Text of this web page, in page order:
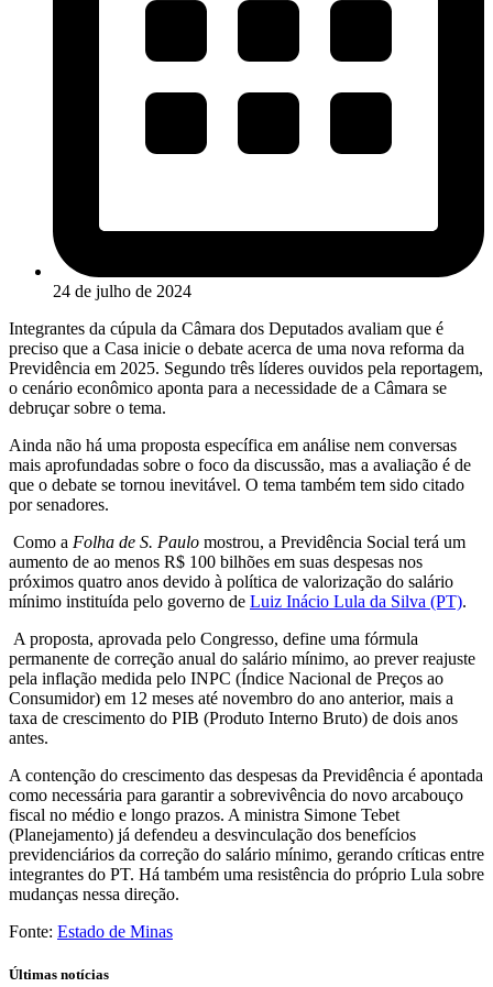
24 de julho de 2024
Integrantes da cúpula da Câmara dos Deputados avaliam que é
preciso que a Casa inicie o debate acerca de uma nova reforma da
Previdência em 2025. Segundo três líderes ouvidos pela reportagem,
o cenário econômico aponta para a necessidade de a Câmara se
debruçar sobre o tema.
Ainda não há uma proposta específica em análise nem conversas
mais aprofundadas sobre o foco da discussão, mas a avaliação é de
que o debate se tornou inevitável. O tema também tem sido citado
por senadores.
Como a Folha de S. Paulo mostrou, a Previdência Social terá um
aumento de ao menos R$ 100 bilhões em suas despesas nos
próximos quatro anos devido à política de valorização do salário
mínimo instituída pelo governo de Luiz Inácio Lula da Silva (PT).
A proposta, aprovada pelo Congresso, define uma fórmula
permanente de correção anual do salário mínimo, ao prever reajuste
pela inflação medida pelo INPC (Índice Nacional de Preços ao
Consumidor) em 12 meses até novembro do ano anterior, mais a
taxa de crescimento do PIB (Produto Interno Bruto) de dois anos
antes.
A contenção do crescimento das despesas da Previdência é apontada
como necessária para garantir a sobrevivência do novo arcabouço
fiscal no médio e longo prazos. A ministra Simone Tebet
(Planejamento) já defendeu a desvinculação dos benefícios
previdenciários da correção do salário mínimo, gerando críticas entre
integrantes do PT. Há também uma resistência do próprio Lula sobre
mudanças nessa direção.
Fonte: Estado de Minas
Últimas notícias